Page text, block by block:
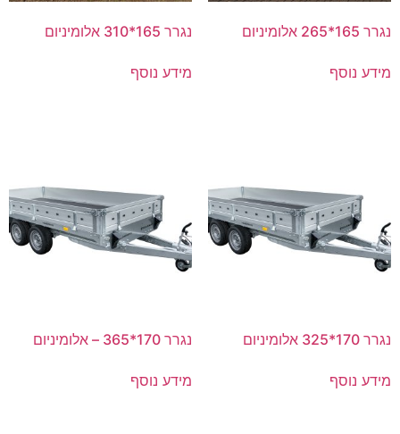
נגרר 165*265 אלומיניום
מידע נוסף
נגרר 165*310 אלומיניום
מידע נוסף
נגרר 170*325 אלומיניום
מידע נוסף
נגרר 170*365 – אלומיניום
מידע נוסף